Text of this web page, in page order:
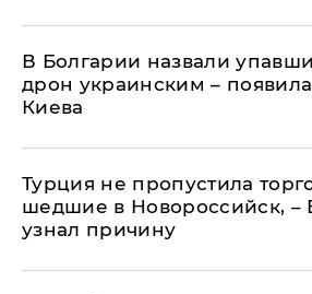
В Болгарии назвали
дрон украинским –
Киева
Турция не пропустила
шедшие в Новороссийск, –
узнал причину